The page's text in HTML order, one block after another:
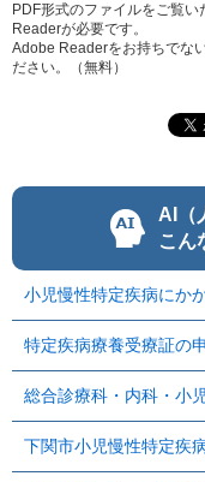
PDF形式のファイルをご覧
Readerが必要です。
Adobe Readerをお持ちでな
ださい。（無料）
AI（
こん
小児慢性特定疾病にか
特定疾病療養受療証の
総合診療科・内科・小
下関市小児慢性特定疾